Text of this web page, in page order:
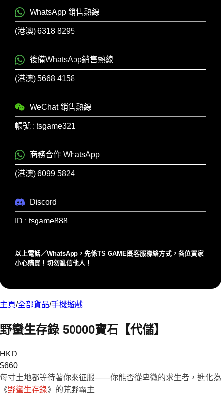
WhatsApp 銷售熱線
(港澳) 6318 8295
後備WhatsApp銷售熱線
(港澳) 5668 4158
WeChat 銷售熱線
帳號 : tsgame321
商務合作 WhatsApp
(港澳) 6099 5824
Discord
ID : tsgame888
以上電話／WhatsApp，先係TS GAME既客服聯絡⽅式，各位買家
⼩⼼購買！切勿亂信他⼈！
主頁/全部貨品/手機遊戲
野蠻生存錄 50000寶石【代儲】
HKD
$660
每寸土地都等待著你來征服——你能否從卑微的求生者，進化為
《野蠻生存錄》的荒野霸主